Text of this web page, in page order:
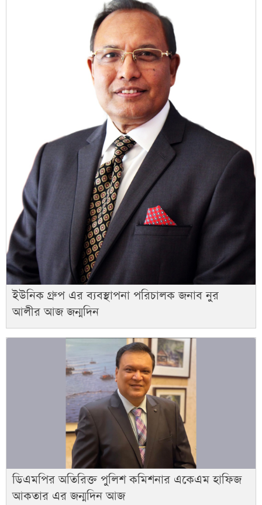
ইউনিক গ্রুপ এর ব্যবস্থাপনা পরিচালক জনাব নুর
আলীর আজ জন্মদিন
ডিএমপির অতিরিক্ত পুলিশ কমিশনার একেএম হাফিজ
আকতার এর জন্মদিন আজ